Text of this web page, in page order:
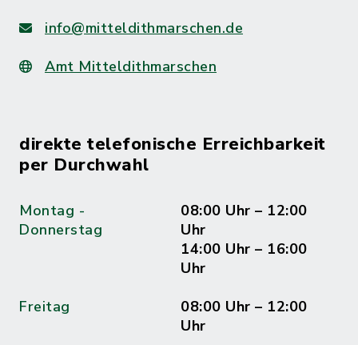
info@mitteldithmarschen.de
Amt Mitteldithmarschen
direkte telefonische Erreichbarkeit
per Durchwahl
Montag -
Donnerstag
08:00 Uhr – 12:00
Uhr
14:00 Uhr – 16:00
Uhr
Freitag
08:00 Uhr – 12:00
Uhr